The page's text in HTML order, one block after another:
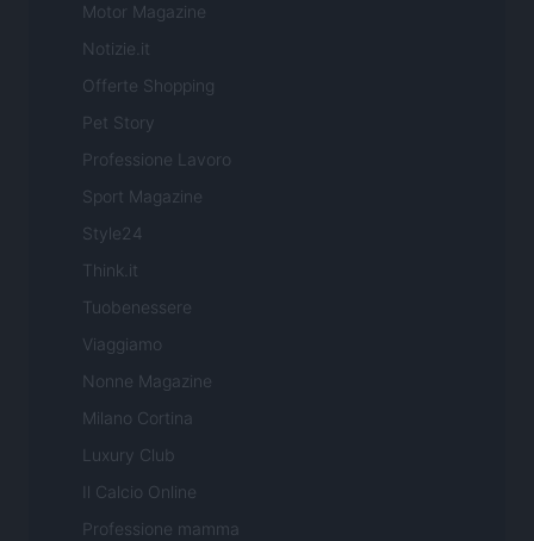
Motor Magazine
Notizie.it
Offerte Shopping
Pet Story
Professione Lavoro
Sport Magazine
Style24
Think.it
Tuobenessere
Viaggiamo
Nonne Magazine
Milano Cortina
Luxury Club
Il Calcio Online
Professione mamma